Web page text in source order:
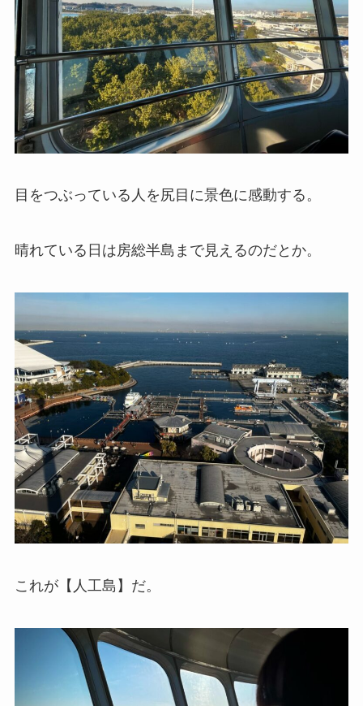
目をつぶっている人を尻目に景色に感動する。
晴れている日は房総半島まで見えるのだとか。
これが【人工島】だ。